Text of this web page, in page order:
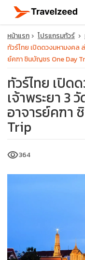
travel_explore
หน้าแรก โปรแกรมทัวร์
ทัวร์ไทย เปิดดวงมหามงคล
ย์คฑา ชินบัญชร One Day
ทัวร์ไทย เปิด
เจ้าพระยา 3
อาจารย์คฑา
Trip
visibility364